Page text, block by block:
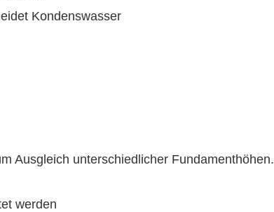
Kondenswasser
Ausgleich unterschiedlicher Fundamenthöhen.
werden